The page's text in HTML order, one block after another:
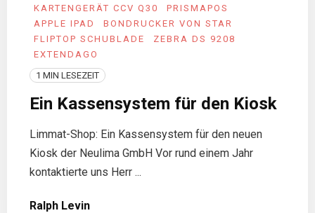
KARTENGERÄT CCV Q30
PRISMAPOS
APPLE IPAD
BONDRUCKER VON STAR
FLIPTOP SCHUBLADE
ZEBRA DS 9208
EXTENDAGO
1 MIN LESEZEIT
Ein Kassensystem für den Kiosk
Limmat-Shop: Ein Kassensystem für den neuen
Kiosk der Neulima GmbH Vor rund einem Jahr
kontaktierte uns Herr ...
Ralph Levin